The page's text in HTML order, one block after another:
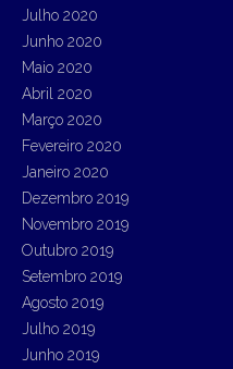
Julho 2020
Junho 2020
Maio 2020
Abril 2020
Março 2020
Fevereiro 2020
Janeiro 2020
Dezembro 2019
Novembro 2019
Outubro 2019
Setembro 2019
Agosto 2019
Julho 2019
Junho 2019